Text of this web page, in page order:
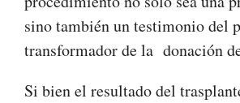
sino también un testimonio del
transformador de la donación
Si bien el resultado del